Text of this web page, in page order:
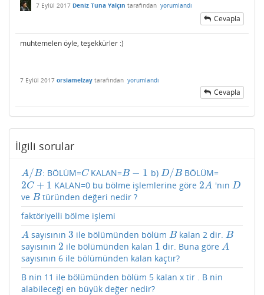
7 Eylül 2017 Deniz Tuna Yalçın tarafından yorumlandı
Cevapla
muhtemelen öyle, teşekkürler :)
7 Eylül 2017 orsiamelzay tarafından yorumlandı
Cevapla
İlgili sorular
A/B
A/B : BÖLÜM=C
C KALAN=B − 1
B− 1 b) D/B
D/B BÖLÜM=
2C + 1
2C+ 1 KALAN=0 bu bölme işlemlerine göre 2A
2A 'nın D
D
ve B
B türünden değeri nedir ?
faktöriyelli bölme işlemi
A
A sayısının 3
3 ile bölümünden bölüm B
B kalan 2 dir. B
B
sayısının 2
2 ile bölümünden kalan 1
1 dir. Buna göre A
A
sayısının 6 ile bölümünden kalan kaçtır?
B nin 11 ile bölümünden bölüm 5 kalan x tir . B nin
alabileceği en büyük değer nedir?